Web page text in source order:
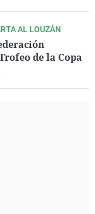
AL LOUZÁN
de la Copa